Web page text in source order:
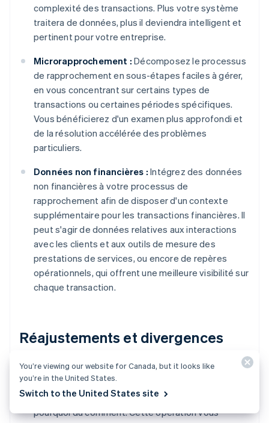
complexité des transactions. Plus votre système
traitera de données, plus il deviendra intelligent et
pertinent pour votre entreprise.
Microrapprochement : Décomposez le processus
de rapprochement en sous-étapes faciles à gérer,
en vous concentrant sur certains types de
transactions ou certaines périodes spécifiques.
Vous bénéficierez d'un examen plus approfondi et
de la résolution accélérée des problèmes
particuliers.
Données non financières : Intégrez des données
non financières à votre processus de
rapprochement afin de disposer d'un contexte
supplémentaire pour les transactions financières. Il
peut s'agir de données relatives aux interactions
avec les clients et aux outils de mesure des
prestations de services, ou encore de repères
opérationnels, qui offrent une meilleure visibilité sur
chaque transaction.
Réajustements et divergences
Analyse de la cause principale : Lorsque votre
système décèle des anomalies, procédez à une
analyse de la cause principale afin d'établir le
pourquoi du comment. Cette opération vous
You’re viewing our website for Canada, but it looks like
you’re in the United States.
Switch to the United States site